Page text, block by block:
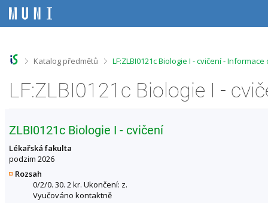
e
e
e
e
>Katalog předmětů >
LF:ZLBI0121c Biologie I - cvičení -
LF:ZLBI0121c Biologie I -
ZLBI0121c Biologie I - cvičení
Lékařská fakulta
podzim 2026
Rozsah
0/2/0. 30. 2 kr. Ukončení: z.
Vyučováno kontaktně